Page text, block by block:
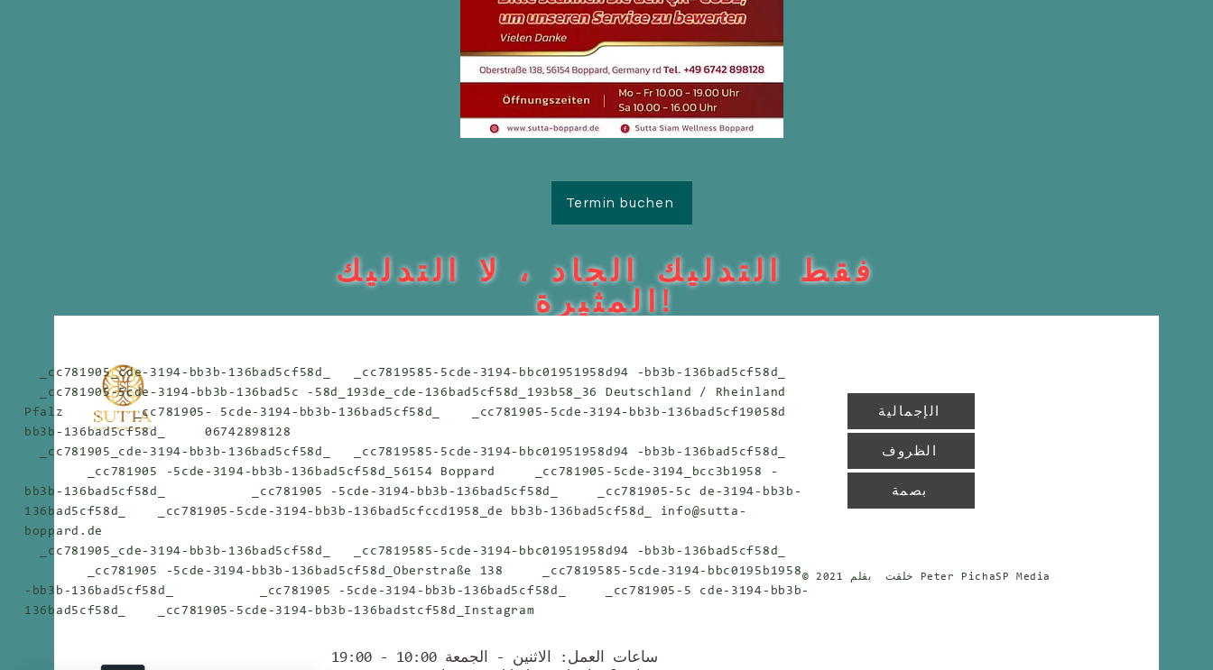
Termin buchen
فقط التدليك الجاد ، لا التدليك
المثيرة!
_cc781905_cde-3194-bb3b-136bad5cf58d_ _cc7819585-5cde-3194-bbc01951958d94 -bb3b-136bad5cf58d_
_cc781905-5cde-3194-bb3b-136bad5c -58d_193de_cde-136bad5cf58d_193b58_36
Deutschland / Rheinland
Pfalz _cc781905- 5cde-3194-bb3b-136bad5cf58d_ _cc781905-5cde-3194-bb3b-136bad5cf19058d
bb3b-136bad5cf58d_ 06742898128
_cc781905_cde-3194-bb3b-136bad5cf58d_ _cc7819585-5cde-3194-bbc01951958d94 -bb3b-136bad5cf58d_
_cc781905 -5cde-3194-bb3b-136bad5cf58d_56154 Boppard _cc781905-5cde-3194_bcc3b1958 -
bb3b-136bad5cf58d_ _cc781905 -5cde-3194-bb3b-136bad5cf58d_ _cc781905-5c de-3194-bb3b-
136bad5cf58d_ _cc781905-5cde-3194-bb3b-136bad5cfccd1958_de bb3b-136bad5cf58d_ info@sutta-
boppard.de
_cc781905_cde-3194-bb3b-136bad5cf58d_ _cc7819585-5cde-3194-bbc01951958d94 -bb3b-136bad5cf58d_
_cc781905 -5cde-3194-bb3b-136bad5cf58d_Oberstraße 138 _cc7819585-5cde-3194-bbc0195b1958
-bb3b-136bad5cf58d_ _cc781905 -5cde-3194-bb3b-136bad5cf58d_ _cc781905-5 cde-3194-bb3b-
136bad5cf58d_ _cc781905-5cde-3194-bb3b-136badstcf58d_Instagram
ساعات العمل: الاثنين - الجمعة 10:00 - 19:00
الإجمالية
الظروف
بصمة
© 2021 خلقت بقلم Peter PichaSP Media